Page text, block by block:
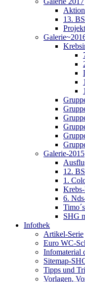
13.
Galerie-2015
12.
1.
6.
SHG
Infothek
Artikel-Serie
Euro WC-
Infomaterial
Sitemap-
Tipps und
Vorlagen,